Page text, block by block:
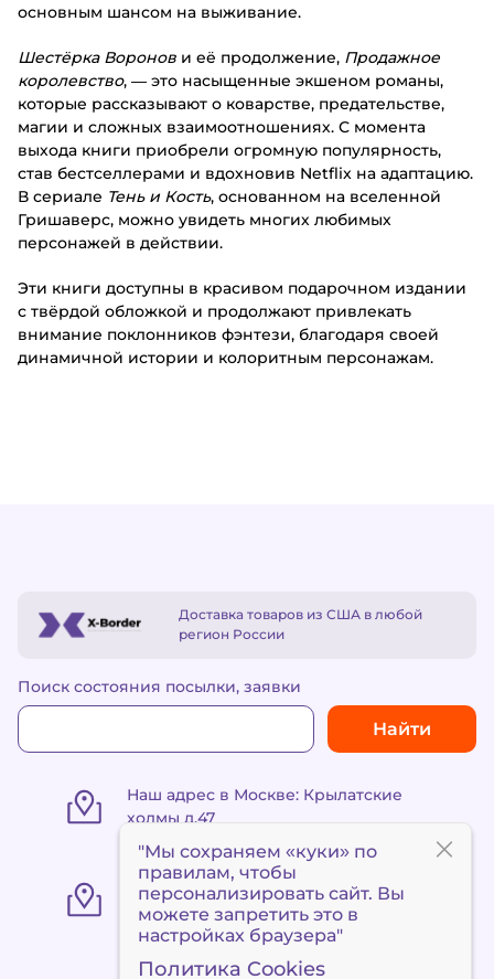
основным шансом на выживание.
Шестёрка Воронов и её продолжение, Продажное
королевство, — это насыщенные экшеном романы,
которые рассказывают о коварстве, предательстве,
магии и сложных взаимоотношениях. С момента
выхода книги приобрели огромную популярность,
став бестселлерами и вдохновив Netflix на адаптацию.
В сериале Тень и Кость, основанном на вселенной
Гришаверс, можно увидеть многих любимых
персонажей в действии.
Эти книги доступны в красивом подарочном издании
с твёрдой обложкой и продолжают привлекать
внимание поклонников фэнтези, благодаря своей
динамичной истории и колоритным персонажам.
Доставка товаров из США в любой
регион России
Поиск состояния посылки, заявки
Найти
Наш адрес в Москве: Крылатские
холмы д.47
«Пункт выдачи Метро
«Сокольники» ул. Маленковская 32,
стр. 3
"Мы сохраняем «куки» по
правилам, чтобы
персонализировать сайт. Вы
можете запретить это в
настройках браузера"
Политика Cookies